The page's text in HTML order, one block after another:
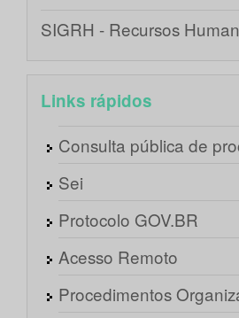
SIGRH - Recursos
Links rápidos
Consulta pública de
Sei
Protocolo GOV.BR
Acesso Remoto
Procedimentos